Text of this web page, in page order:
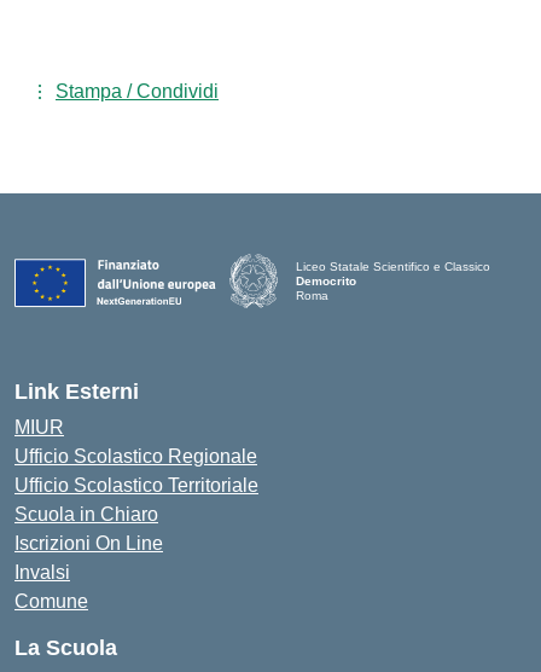
Stampa / Condividi
Liceo Statale Scientifico e Classico
Democrito
Roma
Link Esterni
MIUR
Ufficio Scolastico Regionale
Ufficio Scolastico Territoriale
Scuola in Chiaro
Iscrizioni On Line
Invalsi
Comune
La Scuola